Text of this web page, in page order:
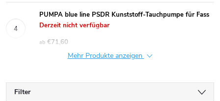
PUMPA blue line PSDR Kunststoff-Tauchpumpe für Fass
Derzeit nicht verfügbar
ab €71,60
Mehr Produkte anzeigen
Filter